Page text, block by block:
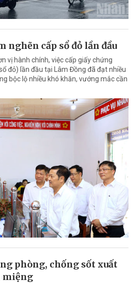
nghẽn cấp sổ đỏ lần đầu
vị hành chính, việc cấp giấy chứng
đỏ) lần đầu tại Lâm Đồng đã đạt nhiều
bộc lộ nhiều khó khăn, vướng mắc cần
phòng, chống sốt xuất
miệng